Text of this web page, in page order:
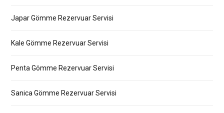
Japar Gömme Rezervuar Servisi
Kale Gömme Rezervuar Servisi
Penta Gömme Rezervuar Servisi
Sanica Gömme Rezervuar Servisi